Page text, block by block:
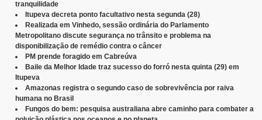
tranquilidade
Itupeva decreta ponto facultativo nesta segunda (28)
Realizada em Vinhedo, sessão ordinária do Parlamento
Metropolitano discute segurança no trânsito e problema na
disponibilização de remédio contra o câncer
PM prende foragido em Cabreúva
Baile da Melhor Idade traz sucesso do forró nesta quinta (29) em
Itupeva
Amazonas registra o segundo caso de sobrevivência por raiva
humana no Brasil
Fungos do bem: pesquisa australiana abre caminho para combater a